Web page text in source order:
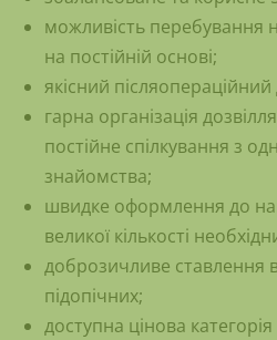
можливість перебування
на постійній основі;
якісний післяопераційний
гарна організація
постійне спілкування з
знайомства;
швидке оформлення до
великої кількості
доброзичливе ставлення
підопічних;
доступна цінова